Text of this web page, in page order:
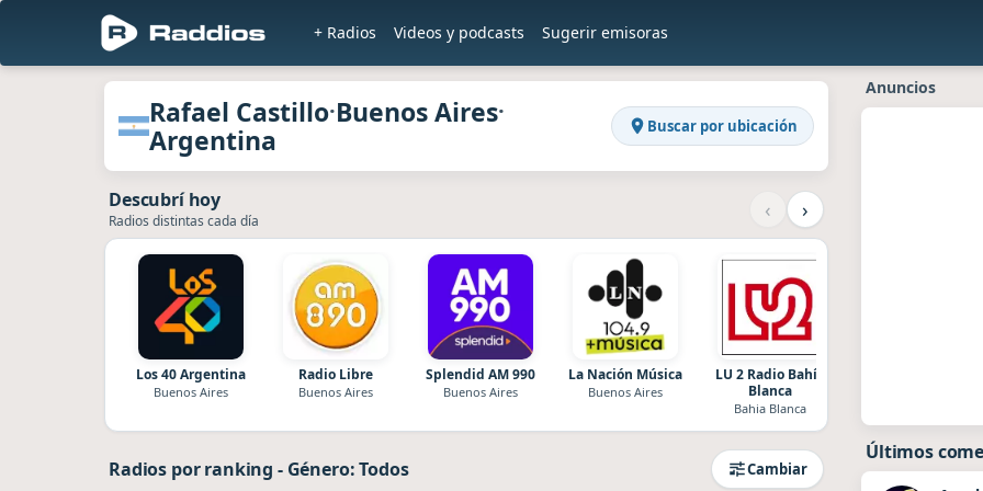
+ Radios Videos y podcasts Sugerir emisoras
Radios de Rafael Castillo · Buenos Aires · Argentinaen Raddios
Rafael Castillo·Buenos Aires·
Argentina Buscar por ubicación
Descubrí hoy
Radios distintas cada día ‹ ›
Los 40 Argentina
Buenos Aires
Radio Libre
Buenos Aires
Splendid AM 990
Buenos Aires
La Nación Música
Buenos Aires
LU 2 Radio Bahía
Blanca
Bahia Blanca
Radios por ranking - Género: Todos Cambiar
Anuncios
Últimos